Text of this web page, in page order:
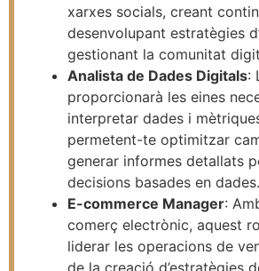
xarxes socials, creant
desenvolupant estratègies
gestionant la comunitat
Analista de Dades Digitals:
proporcionarà les eines
interpretar dades i
permetent-te optimitzar
generar informes detallats
decisions basades en dades.
E-commerce Manager:
comerç electrònic, aquest
liderar les operacions de
de la creació d’estratègies